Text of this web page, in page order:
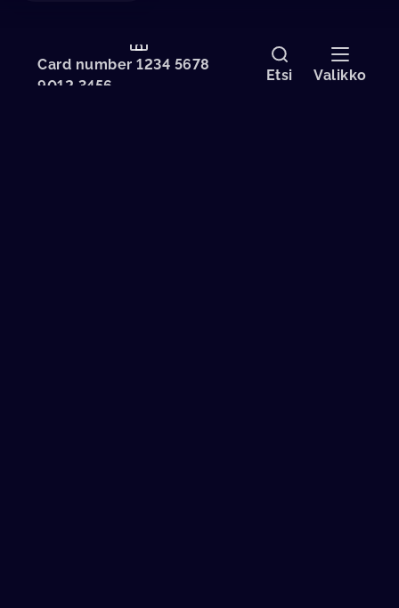
Aleksi Mäkelä
Card number 1234 5678
9012 3456
Etsi Valikko